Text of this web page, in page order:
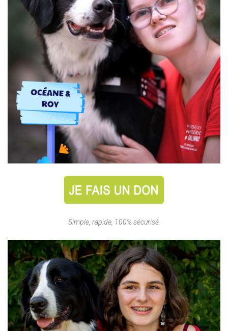
Simple, rapide, 100% sécurisé.